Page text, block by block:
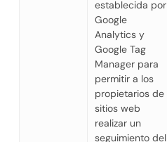
establecida por
Google
Analytics y
Google Tag
Manager para
permitir a los
propietarios de
sitios web
realizar un
seguimiento del